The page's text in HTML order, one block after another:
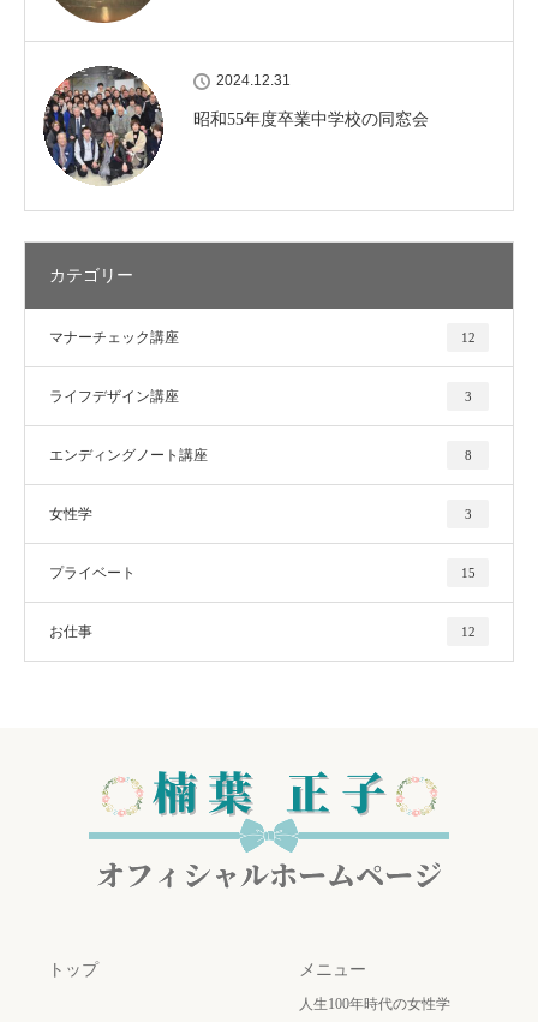
2024.12.31
昭和55年度卒業中学校の同窓会
カテゴリー
マナーチェック講座 12
ライフデザイン講座 3
エンディングノート講座 8
女性学 3
プライベート 15
お仕事 12
トップ メニュー
人生100年時代の女性学